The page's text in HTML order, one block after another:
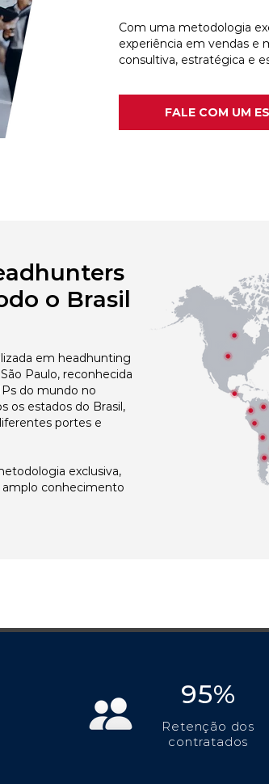
Com uma metodologia
experiência em vendas e
consultiva, estratégica e
FALE COM UM
o Brasil
em headhunting
Paulo, reconhecida
do mundo no
os estados do Brasil,
portes e
exclusiva,
amplo conhecimento
95%
Retenção dos
contratados